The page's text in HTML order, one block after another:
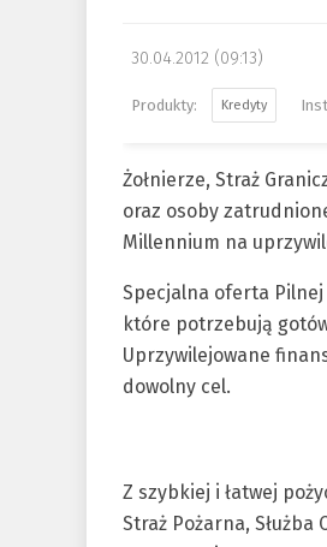
30.04.2012 (09:13)
Kredyty
Żołnierze, Straż
oraz osoby
Millennium na
Specjalna oferta
które potrzebują
Uprzywilejowane
dowolny cel.
Z szybkiej i łatwej
Straż Pożarna,